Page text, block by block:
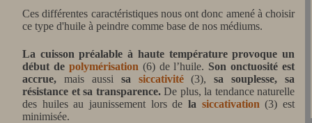
Ces différentes caractéristiques nous ont donc amené à choisir
ce type d'huile à peindre comme base de nos médiums.
La cuisson préalable à haute température provoque un
début de polymérisation (6) de l’huile. Son onctuosité est
accrue, mais aussi sa siccativité(3),sa souplesse, sa
résistance et sa transparence. De plus, la tendance naturelle
des huiles au jaunissement lors de la siccativation (3) est
minimisée.